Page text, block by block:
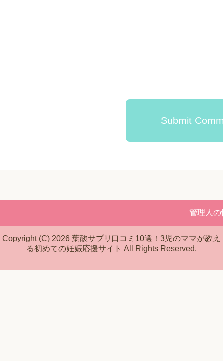
Submit
管理人の
Copyright (C) 2026 葉酸サプリ口コミ10選！3児のママが教え
る初めての妊娠応援サイト All Rights Reserved.